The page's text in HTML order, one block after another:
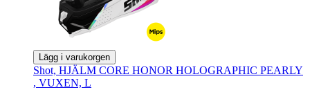
Lägg i varukorgen
Shot, HJÄLM CORE HONOR HOLOGRAPHIC PEARLY
, VUXEN, L